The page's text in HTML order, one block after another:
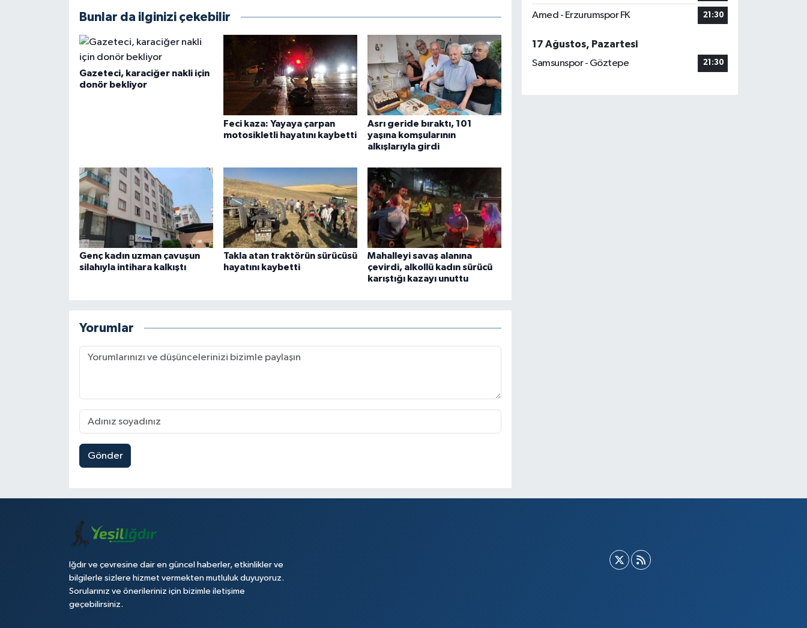
Bunlar da ilginizi çekebilir
Gazeteci, karaciğer nakli için
donör bekliyor
Feci kaza: Yayaya çarpan
motosikletli hayatını kaybetti
Asrı geride bıraktı, 101
yaşına komşularının
alkışlarıyla girdi
Genç kadın uzman çavuşun
silahıyla intihara kalkıştı
Takla atan traktörün sürücüsü
hayatını kaybetti
Mahalleyi savaş alanına
çevirdi, alkollü kadın sürücü
karıştığı kazayı unuttu
Yorumlar
Gönder
Amed - Erzurumspor FK 21:30
17 Ağustos, Pazartesi
Samsunspor - Göztepe
21:30
Iğdır ve çevresine dair en güncel haberler, etkinlikler ve
bilgilerle sizlere hizmet vermekten mutluluk duyuyoruz.
Sorularınız ve önerileriniz için bizimle iletişime
geçebilirsiniz.